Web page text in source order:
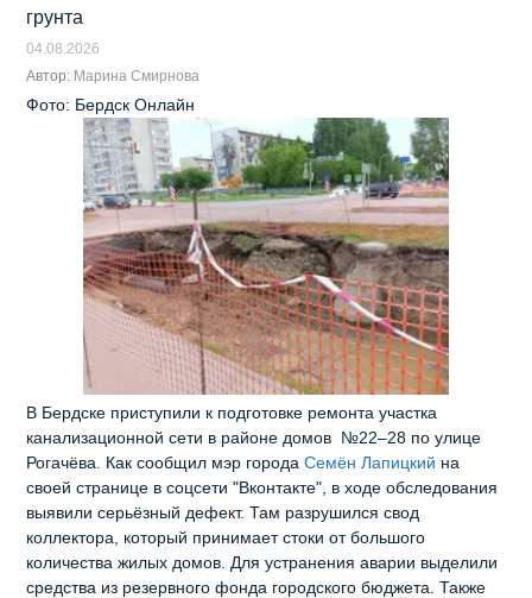
грунта
04.08.2026
Автор: Марина Смирнова
Фото: Бердск Онлайн
В Бердске приступили к подготовке ремонта участка
канализационной сети в районе домов №22–28 по улице
Рогачёва. Как сообщил мэр городаСемён Лапицкий на
своей странице в соцсети "Вконтакте", в ходе обследования
выявили серьёзный дефект. Там разрушился свод
коллектора, который принимает стоки от большого
количества жилых домов. Для устранения аварии выделили
средства из резервного фонда городского бюджета. Также